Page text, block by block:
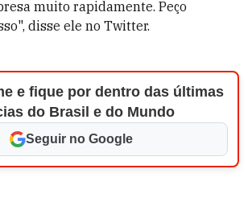
muito rapidamente. Peço
disse ele no Twitter.
e fique por dentro das últimas
do Brasil e do Mundo
Seguir no Google